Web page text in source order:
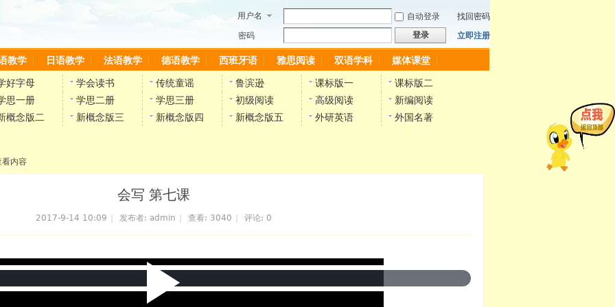
用户名 自动登录
找回密码
密码
登录 立即注册
教学 日语教学 法语教学 德语教学 西班牙语 雅思阅读 双语学科 媒体课堂
好字母 学会读书 传统童谣 鲁滨逊 课标版一
课标版二
思一册
学思二册 学思三册 初级阅读 高级阅读
新编阅读
概念版二
新概念版三 新概念版四 新概念版五 外研英语 外国名著
看内容
会写 第七课
2017-9-14 10:09 发布者: admin 查看: 3040 评论: 0